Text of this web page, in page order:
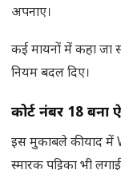
अपनाए।
कई मायनों में कहा
नियम बदल दिए।
कोर्ट नंबर 18 बना
इस मुकाबले की याद में
स्मारक पट्टिका भी